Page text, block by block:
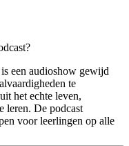
een audioshow gewijd
te
het echte leven,
leren. De podcast
voor leerlingen op alle